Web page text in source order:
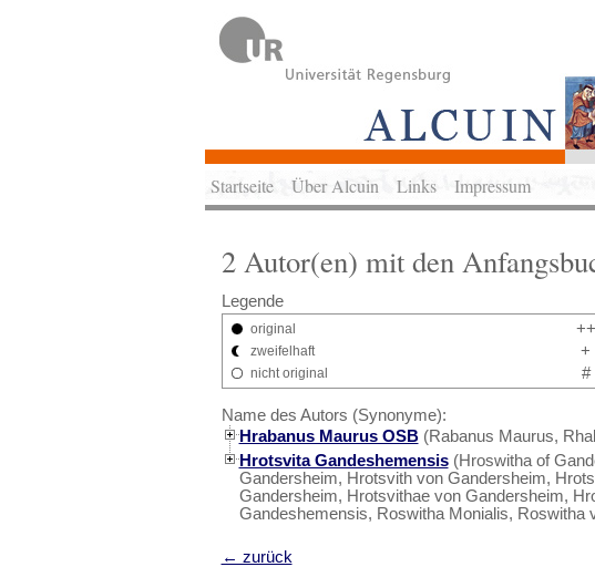
Startseite Über Alcuin Links Impressum
2 Autor(en) mit den
Legende
original ++
zweifelhaft
+
nicht original
#
Name des Autors (Synonyme):
Hrabanus Maurus OSB(Rabanus Maurus,
Hrotsvita Gandeshemensis(Hroswitha of
Gandersheim, Hrotsvith von Gandersheim,
Gandersheim, Hrotsvithae von Gandersheim,
Gandeshemensis, Roswitha Monialis, Roswitha
← zurück